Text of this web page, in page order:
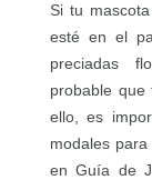
Si tu
esté en el
preciadas
probable
ello, es
modales
en Guía de